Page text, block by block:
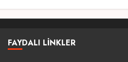
FAYDALI LINKLER